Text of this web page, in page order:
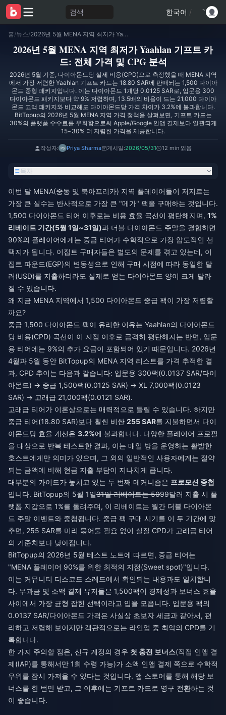
검색 한국어 /
홈/뉴스/ 2026년 5월 MENA 지역 최저가 Yaahlan 기프트 카드: 전체 가격 및 CPG 분석
2026년 5월 MENA 지역 최저가 Yaahlan 기프트 카
드: 전체 가격 및 CPG 분석
2026년 5월 기준, 다이아몬드당 실제 비용(CPD)으로 측정했을 때 MENA 지역
에서 가장 저렴한 Yaahlan 기프트 카드는 18.80 SAR에 판매되는 1,500 다이아
몬드 중형 패키지입니다. 이는 다이아몬드 1개당 0.0125 SAR로, 입문용 300
다이아몬드 패키지보다 약 9% 저렴하며, 13.5배의 비용이 드는 21,000 다이아
몬드 고액 패키지와 비교해도 다이아몬드당 가격 차이가 3.2%에 불과합니다.
BitTopup의 2026년 5월 MENA 지역 가격 정책을 살펴보면, 기프트 카드는
30%의 플랫폼 수수료를 우회함으로써 Apple/Google 인앱 결제보다 일관되게
15~30% 더 저렴한 가격을 제공합니다.
작성자: Priya Sharma 게시일:2026/05/31 12 min 읽음
목차
이번 달 MENA(중동 및 북아프리카) 지역 플레이어들이 저지르는
가장 큰 실수는 반사적으로 가장 큰 "메가" 팩을 구매하는 것입니다.
1,500 다이아몬드 티어 이후로는 비용 효율 곡선이 평탄해지며, 1%
리베이트 기간(5월 1일~31일)과 더블 다이아몬드 주말을 결합하면
90%의 플레이어에게는 중급 티어가 수학적으로 가장 압도적인 선
택지가 됩니다. 이집트 구매자들은 별도의 문제를 겪고 있는데, 이
집트 파운드(EGP)의 변동성으로 인해 구매 시점에 따라 동일한 달
러(USD)를 지출하더라도 실제로 얻는 다이아몬드 양이 크게 달라
질 수 있습니다.
왜 지금 MENA 지역에서 1,500 다이아몬드 중급 팩이 가장 저렴할
까요?
중급 1,500 다이아몬드 팩이 유리한 이유는 Yaahlan의 다이아몬드
당 비용(CPD) 곡선이 이 지점 이후로 급격히 평탄해지는 반면, 입문
용 티어에는 9%의 추가 요금이 포함되어 있기 때문입니다. 2026년
4월과 5월 동안 BitTopup의 MENA 지역 리스트를 가격 추적한 결
과, CPD 추이는 다음과 같습니다: 입문용 300팩(0.0137 SAR/다이
아몬드) → 중급 1,500팩(0.0125 SAR) → XL 7,000팩(0.0123
SAR) → 고래급 21,000팩(0.0121 SAR).
고래급 티어가 이론상으로는 매력적으로 들릴 수 있습니다. 하지만
중급 티어(18.80 SAR)보다 훨씬 비싼 255 SAR를 지불하면서 다이
아몬드당 효율 개선은 3.2%에 불과합니다. 다양한 플레이어 프로필
을 대상으로 반복 테스트한 결과, 이는 매일 방을 운영하는 활발한
호스트에게만 의미가 있으며, 그 외의 일반적인 사용자에게는 절약
되는 금액에 비해 현금 지출 부담이 지나치게 큽니다.
대부분의 가이드가 놓치고 있는 두 번째 메커니즘은 프로모션 중첩
입니다. BitTopup의 5월 1일31일 리베이트는 5099달러 지출 시 플
랫폼 지갑으로 1%를 돌려주며, 이 리베이트는 월간 더블 다이아몬
드 주말 이벤트와 중첩됩니다. 중급 팩 구매 시기를 이 두 기간에 맞
추면, 255 SAR를 미리 묶어둘 필요 없이 실질 CPD가 고래급 티어
의 기준치보다 낮아집니다.
BitTopup의 2026년 5월 테스트 노트에 따르면, 중급 티어는
"MENA 플레이어 90%를 위한 최적의 지점(Sweet spot)"입니다.
이는 커뮤니티 디스코드 스레드에서 확인되는 내용과도 일치합니
다. 무과금 및 소액 결제 유저들은 1,500팩이 경제성과 보너스 효율
사이에서 가장 균형 잡힌 선택이라고 입을 모읍니다. 입문용 팩의
0.0137 SAR/다이아몬드 가격은 사실상 초보자 세금과 같아서, 편
리하고 저렴해 보이지만 객관적으로는 라인업 중 최악의 CPD를 기
록합니다.
한 가지 주의할 점은, 신규 계정의 경우 첫 충전 보너스(직접 인앱 결
제(IAP)를 통해서만 1회 수령 가능)가 소액 인앱 결제 쪽으로 수학적
우위를 잠시 가져올 수 있다는 것입니다. 앱 스토어를 통해 해당 보
너스를 한 번만 받고, 그 이후에는 기프트 카드로 영구 전환하는 것
이 좋습니다.